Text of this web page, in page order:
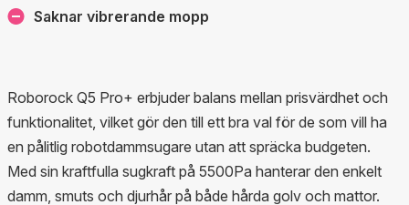
Saknar vibrerande mopp
Roborock Q5 Pro+ erbjuder balans mellan prisvärdhet och
funktionalitet, vilket gör den till ett bra val för de som vill ha
en pålitlig robotdammsugare utan att spräcka budgeten.
Med sin kraftfulla sugkraft på 5500Pa hanterar den enkelt
damm, smuts och djurhår på både hårda golv och mattor.